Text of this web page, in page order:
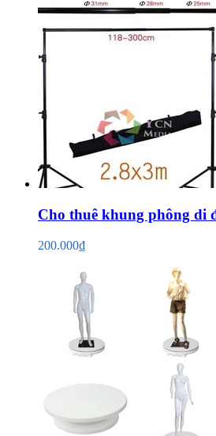
Cho thuê khung phông di
200.000₫